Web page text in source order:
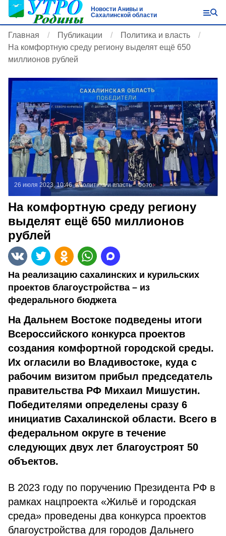
Новости Анивы и
Сахалинской области
Главная Публикации
Политика и власть
На комфортную среду региону выделят ещё 650
миллионов рублей
26 июля 2023, 10:46 Политика и власть Фото:
На комфортную среду региону
выделят ещё 650 миллионов
рублей
На реализацию сахалинских и курильских
проектов благоустройства – из
федерального бюджета
На Дальнем Востоке подведены итоги
Всероссийского конкурса проектов
создания комфортной городской среды.
Их огласили во Владивостоке, куда с
рабочим визитом прибыл председатель
правительства РФ Михаил Мишустин.
Победителями определены сразу 6
инициатив Сахалинской области. Всего в
федеральном округе в течение
следующих двух лет благоустроят 50
объектов.
В 2023 году по поручению Президента РФ в
рамках нацпроекта «Жильё и городская
среда» проведены два конкурса проектов
благоустройства для городов Дальнего